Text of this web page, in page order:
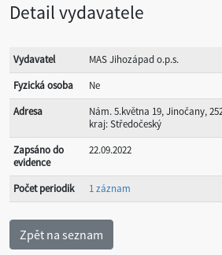
Detail vydavatele
Vydavatel
MAS Jihozápad o.p.s.
Fyzická osoba
Ne
Adresa
Nám. 5.května 19, Jinočany,
kraj: Středočeský
Zapsáno do
evidence
22.09.2022
Počet periodik 1 záznam